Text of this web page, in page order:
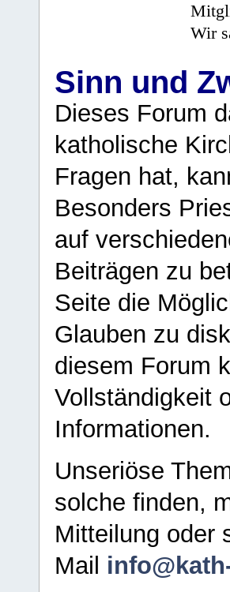
Wir
Sinn und
Dieses Forum
katholische
Fragen hat,
Besonders
auf
Beiträgen zu
Seite die
Glauben zu
diesem Forum
Vollständigkeit
Informationen.
Unseriöse
solche finden,
Mitteilung oder
Mail